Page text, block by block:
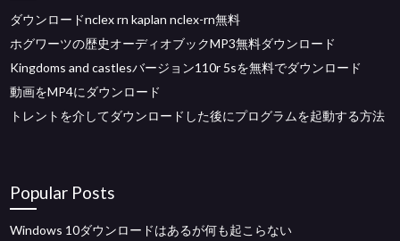
ダウンロードnclex rn kaplan nclex-rn無料
ホグワーツの歴史オーディオブックMP3無料ダウンロード
Kingdoms and castlesバージョン110r 5sを無料でダウンロード
動画をMP4にダウンロード
トレントを介してダウンロードした後にプログラムを起動する方法
Popular Posts
Windows 10ダウンロードはあるが何も起こらない